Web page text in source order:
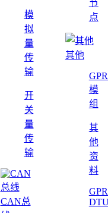
模
拟
量
传
输
开
关
量
传
输
CAN总
节
点
其他
模
组
其
他
资
料